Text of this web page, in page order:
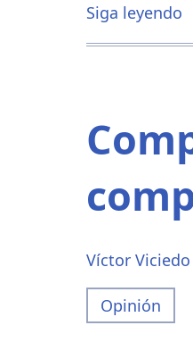
Siga leyendo
Víctor Viciedo
Opinión